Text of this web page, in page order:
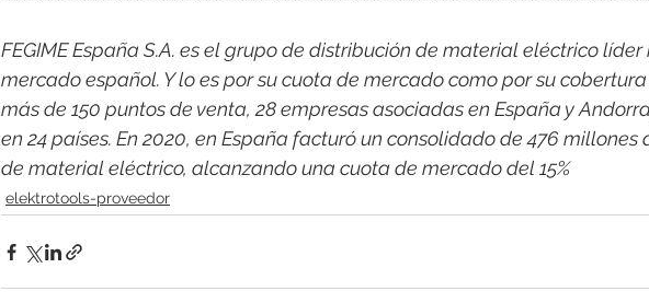
FEGIME España S.A. es el grupo de distribución de material eléctrico
mercado español. Y lo es por su cuota de mercado como por su
más de 150 puntos de venta, 28 empresas asociadas en España y
en 24 países. En 2020, en España facturó un consolidado de 476 millones
de material eléctrico, alcanzando una cuota de mercado del 15%
elektrotools-proveedor